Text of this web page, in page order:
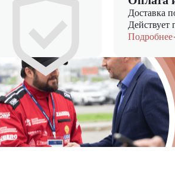
Доставка
Действует
Подробнее